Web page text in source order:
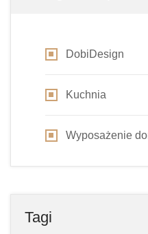
DobiDesign
Kuchnia
Wyposażenie
Tagi